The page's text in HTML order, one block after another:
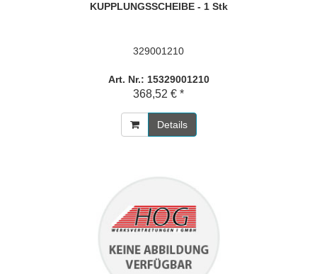
KUPPLUNGSSCHEIBE - 1 Stk
329001210
Art. Nr.: 15329001210
368,52 € *
Details